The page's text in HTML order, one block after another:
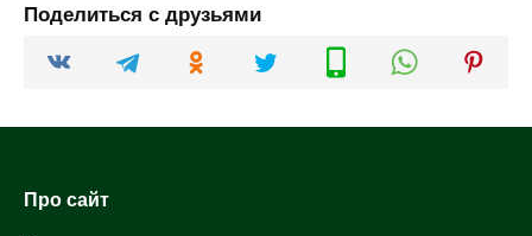
Поделиться с друзьями
Про сайт